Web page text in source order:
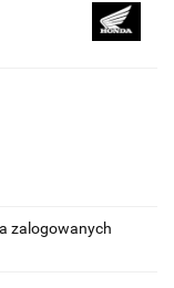
zalogowanych